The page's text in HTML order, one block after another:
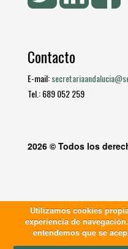
Contacto
E-mail:
Tel.: 689 052 259
2026 © Todos los
Utilizamos cookies
experiencia de
entendemos que se